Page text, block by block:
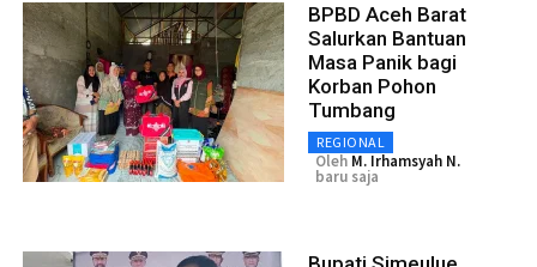
BPBD Aceh Barat
Salurkan Bantuan
Masa Panik bagi
Korban Pohon
Tumbang
REGIONAL
Oleh M. Irhamsyah N.
baru saja